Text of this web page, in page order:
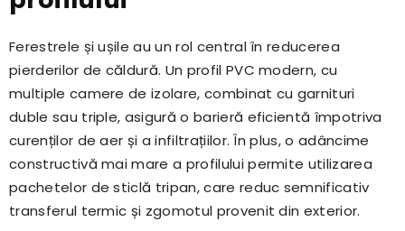
Ferestrele și ușile au un rol central în reducerea
pierderilor de căldură. Un profil PVC modern, cu
multiple camere de izolare, combinat cu garnituri
duble sau triple, asigură o barieră eficientă împotriva
curenților de aer și a infiltrațiilor. În plus, o adâncime
constructivă mai mare a profilului permite utilizarea
pachetelor de sticlă tripan, care reduc semnificativ
transferul termic și zgomotul provenit din exterior.